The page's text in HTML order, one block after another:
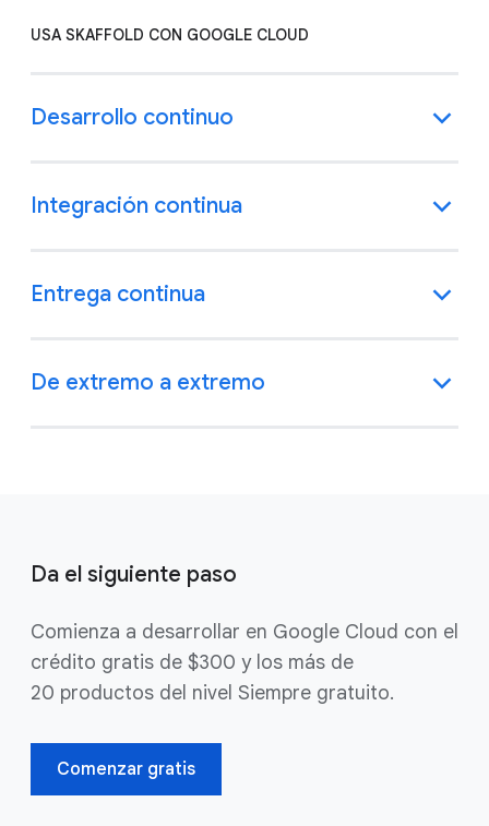
USA SKAFFOLD CON GOOGLE CLOUD
Desarrollo continuo
Integración continua
Entrega continua
De extremo a extremo
Da el siguiente paso
Comienza a desarrollar en Google Cloud con el
crédito gratis de $300 y los más de
20 productos del nivel Siempre gratuito.
Comenzar gratis